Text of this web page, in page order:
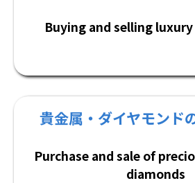
Buying and selling
貴金属・ダイヤモンド
Purchase and sale of
diamonds